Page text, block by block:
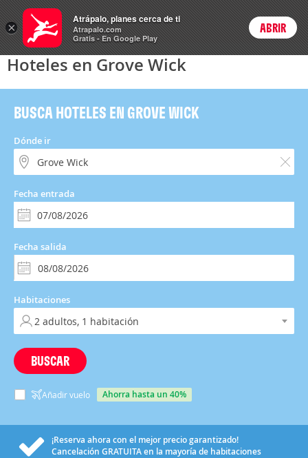
Hoteles Login
Hoteles en Grove Wick
BUSCA HOTELES EN GROVE WICK
Dónde ir
Fecha entrada
Fecha salida
Habitaciones
BUSCAR
Añadir vuelo ahorra hasta un 40%
¡Reserva ahora con el mejor precio garantizado!
Cancelación GRATUITAen la mayoría de habitaciones
×
Atrápalo, planes cerca de ti
Atrapalo.com
Gratis - En Google Play
ABRIR